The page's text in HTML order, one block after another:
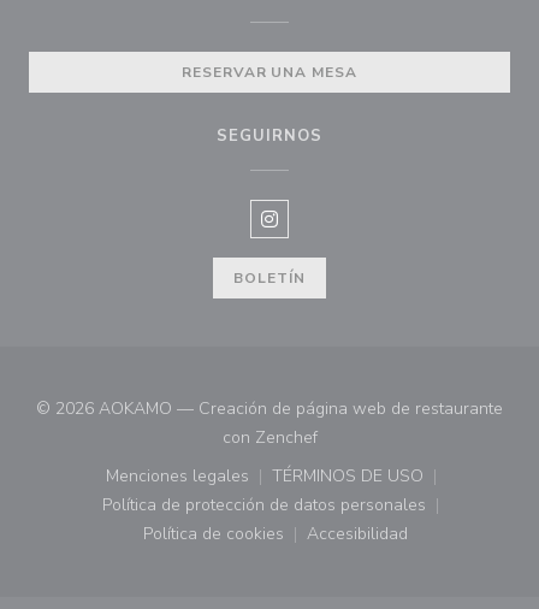
RESERVAR UNA MESA
SEGUIRNOS
Instagram ((abre en una nueva
BOLETÍN
© 2026 AOKAMO — Creación de página web de restaurante
con Zenchef((abre en una nueva
Menciones legales
((abre en una nueva ventana))
TÉRMINOS DE USO
((abre en una nueva
Política de protección de datos personales
((abre en una nueva ventana))
Política de cookies
((abre en una nueva ventana))
Accesibilidad
((abre en una nueva